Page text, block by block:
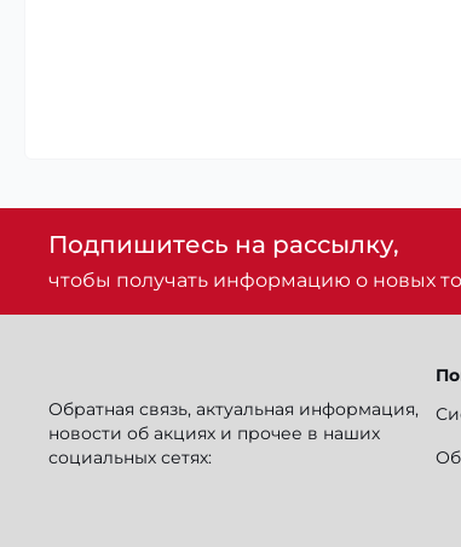
Подпишитесь на рассылку,
чтобы получать информацию о новых
Обратная связь, актуальная информация,
новости об акциях и прочее в наших
социальных сетях: